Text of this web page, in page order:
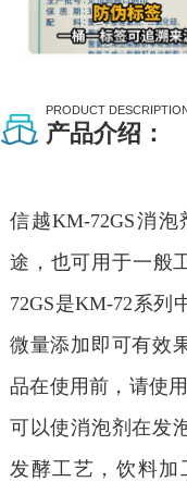
PRODUCT
产品介绍：
信越KM-72GS消
途，也可用于一般
72GS是KM-72系列
微量添加即可有效
品在使用前，请使
可以使消泡剂在发
发酵工艺，饮料加